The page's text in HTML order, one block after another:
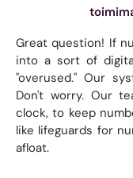
Great question! If
into a sort of
"overused." Our
Don't worry. Our
clock, to keep
like lifeguards for
afloat.